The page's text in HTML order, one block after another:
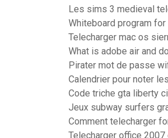
Les sims 3 medieval
Whiteboard program for
Telecharger mac os
What is adobe air and
Pirater mot de passe
Calendrier pour noter
Code triche gta liberty
Jeux subway surfers
Comment telecharger
Telecharger office